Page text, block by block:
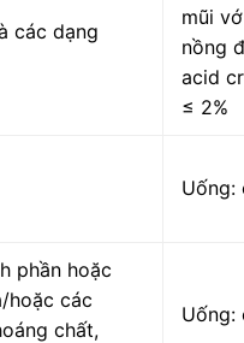
các dạng
mũi
nồng
acid
≤ 2%
Uống:
phần hoặc
hoặc các
chất,
Uống: